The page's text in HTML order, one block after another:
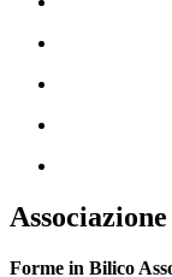
Forme in Bilico